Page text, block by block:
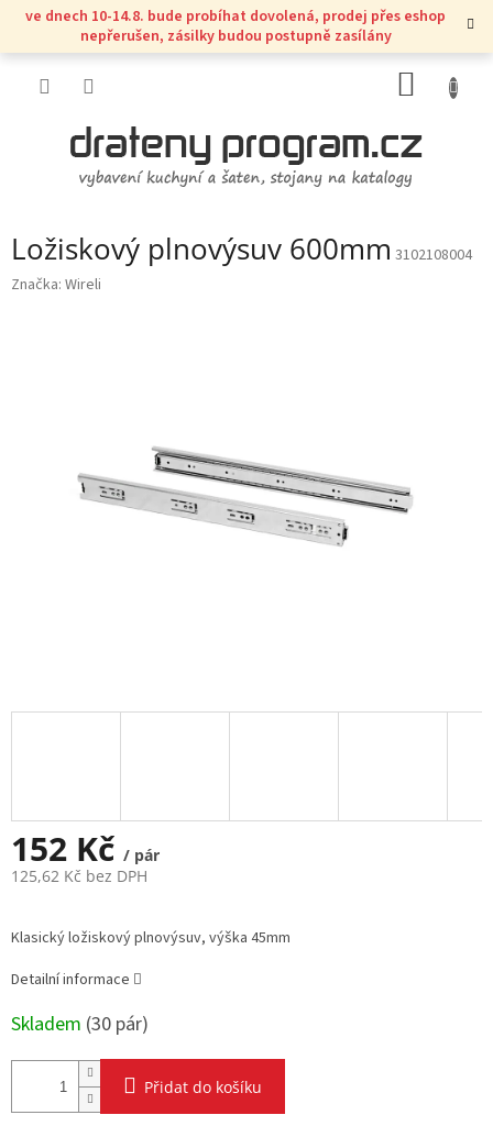
Přejít
obsah
ve dnech 10-14.8. bude probíhat dovolená, prodej přes eshop
nepřerušen, zásilky budou postupně zasílány
KOŠÍK
Ložiskový plnovýsuv 600mm 3102108004
Značka: Wireli
152 Kč / pár
125,62 Kč bez DPH
cena:
Klasický ložiskový plnovýsuv, výška 45mm
Detailní informace
Skladem (30 pár)
Přidat do košíku